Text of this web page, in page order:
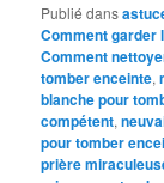
Publié dans
Comment garder
Comment
tomber enceinte,
blanche pour
compétent,
pour tomber
prière